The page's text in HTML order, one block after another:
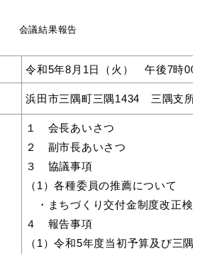
ネス
スポーツ
（はまだぐらし）
探す
会議結果報告
令和5年8月1日（火） 午後7時00
浜田市三隅町三隅1434 三隅支所
１ 会長あいさつ
２ 副市長あいさつ
３ 協議事項
（1）各種委員の推薦について
・まちづくり交付金制度改正検
４ 報告事項
（1）令和5年度当初予算及び三隅